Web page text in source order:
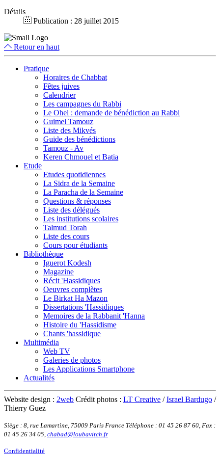
Détails
Publication : 28 juillet 2015
Retour en haut
Pratique
Horaires de Chabbat
Fêtes juives
Calendrier
Les campagnes du Rabbi
Le Ohel : demande de bénédiction au Rabbi
Guimel Tamouz
Liste des Mikvés
Guide des bénédictions
Tamouz - Av
Keren Chmouel et Batia
Etude
Etudes quotidiennes
La Sidra de la Semaine
La Paracha de la Semaine
Questions & réponses
Liste des délégués
Les institutions scolaires
Talmud Torah
Liste des cours
Cours pour étudiants
Bibliothèque
Iguerot Kodesh
Magazine
Récit 'Hassidiques
Oeuvres complètes
Le Birkat Ha Mazon
Dissertations 'Hassidiques
Memoires de la Rabbanit 'Hanna
Histoire du 'Hassidisme
Chants 'hassidique
Multimédia
Web TV
Galeries de photos
Les Applications Smartphone
Actualités
Website design : 2web Crédit photos : LT Creative /Israel Bardugo /
Thierry Guez
Siège : 8, rue Lamartine, 75009 Paris France Téléphone : 01 45 26 87 60, Fax :
01 45 26 34 05, chabad@loubavitch.fr
Confidentialité